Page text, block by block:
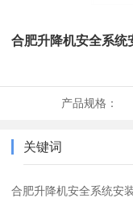
合肥升降机安全系统
产品规格：
关键词
合肥升降机安全系统安